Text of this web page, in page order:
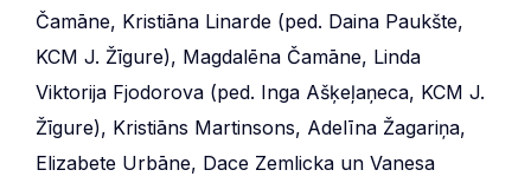
Čamāne, Kristiāna Linarde (ped. Daina Paukšte,
KCM J. Žīgure), Magdalēna Čamāne, Linda
Viktorija Fjodorova (ped. Inga Ašķeļaņeca, KCM J.
Žīgure), Kristiāns Martinsons, Adelīna Žagariņa,
Elizabete Urbāne, Dace Zemlicka un Vanesa